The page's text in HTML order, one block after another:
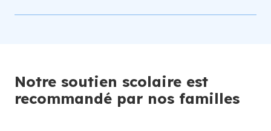
Notre soutien scolaire est
recommandé par nos familles